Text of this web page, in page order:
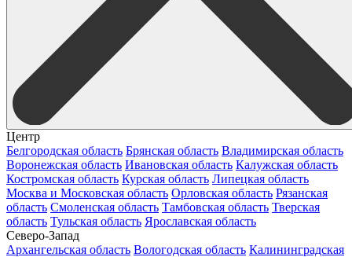
Центр
Белгородская область Брянская область Владимирская область
Воронежская область Ивановская область Калужская область
Костромская область Курская область Липецкая область
Москва и Московская область Орловская область Рязанская
область Смоленская область Тамбовская область Тверская
область Тульская область Ярославская область
Северо-Запад
Архангельская область Вологодская область Калининградская